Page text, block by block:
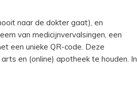
naar de dokter gaat), en
van medicijnvervalsingen, een
een unieke QR-code. Deze
en (online) apotheek te houden. In